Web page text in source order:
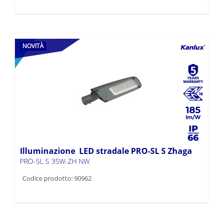
NOVITÀ
185
Illuminazione LED stradale PRO-SL S Zhaga
PRO-SL S 35W-ZH NW
Codice prodotto: 90962